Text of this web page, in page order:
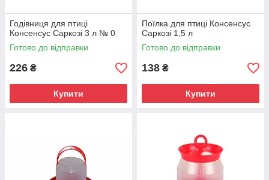
Годівниця для птиці
Консенсус Саркозі 3 л № 0
Готово до відправки
226 ₴
Купити
Поїлка для птиці Консенсус
Саркозі 1,5 л
Готово до відправки
138 ₴
Купити